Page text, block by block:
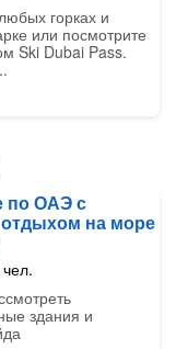
горках и
или посмотрите
Ski Dubai Pass.
по ОАЭ с
на море
здания и